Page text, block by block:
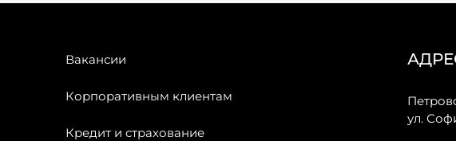
Вакансии
Корпоративным клиентам
Кредит и страхование
ул.